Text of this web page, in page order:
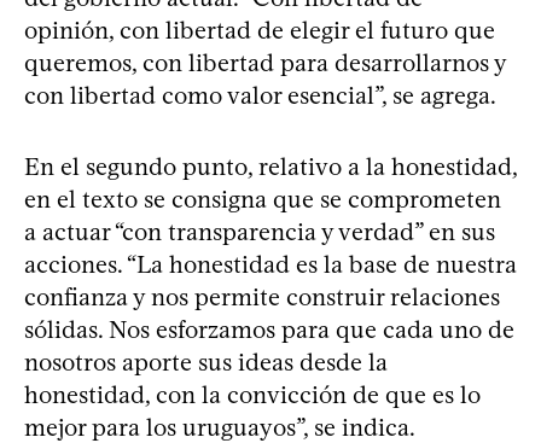
opinión, con libertad de elegir el futuro que
queremos, con libertad para desarrollarnos y
con libertad como valor esencial”, se agrega.
En el segundo punto, relativo a la honestidad,
en el texto se consigna que se comprometen
a actuar “con transparencia y verdad” en sus
acciones. “La honestidad es la base de nuestra
confianza y nos permite construir relaciones
sólidas. Nos esforzamos para que cada uno de
nosotros aporte sus ideas desde la
honestidad, con la convicción de que es lo
mejor para los uruguayos”, se indica.